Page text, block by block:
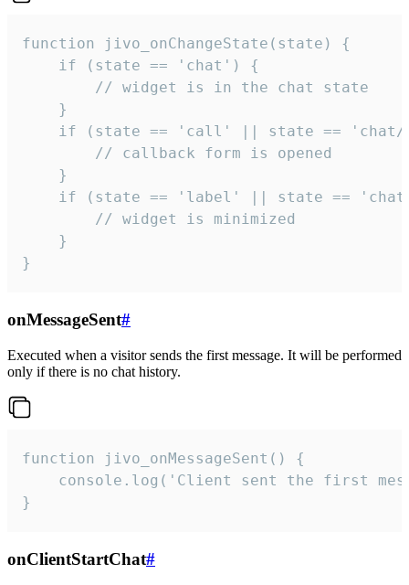
function jivo_onChangeState(state) {
    if (state == 'chat') {
        // widget is in the chat state
    }
if (state == 'call' || state ==
        // callback form is opened
    }
if (state == 'label' || state ==
        // widget is minimized
    }
}
onMessageSent#
Executed when a visitor sends the first message. It will be performed
only if there is no chat history.
function jivo_onMessageSent() {
console.log('Client sent the first
}
onClientStartChat#